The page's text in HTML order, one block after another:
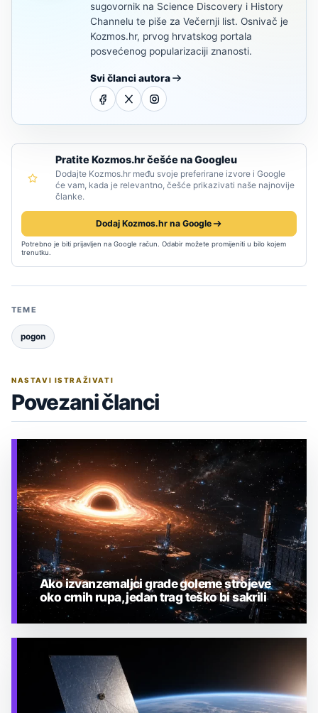
sugovornik na Science Discovery i History
Channelu te piše za Večernji list. Osnivač je
Kozmos.hr, prvog hrvatskog portala
posvećenog popularizaciji znanosti.
Svi članci autora
Pratite Kozmos.hr češće na Googleu
Dodajte Kozmos.hr među svoje preferirane izvore i Google
će vam, kada je relevantno, češće prikazivati naše najnovije
članke.
Dodaj Kozmos.hr na Google
Potrebno je biti prijavljen na Google račun. Odabir možete promijeniti u bilo kojem
trenutku.
TEME
pogon
NASTAVI ISTRAŽIVATI
Povezani članci
TEHNOLOGIJA
Ako izvanzemaljci grade goleme strojeve
oko crnih rupa, jedan trag teško bi sakrili